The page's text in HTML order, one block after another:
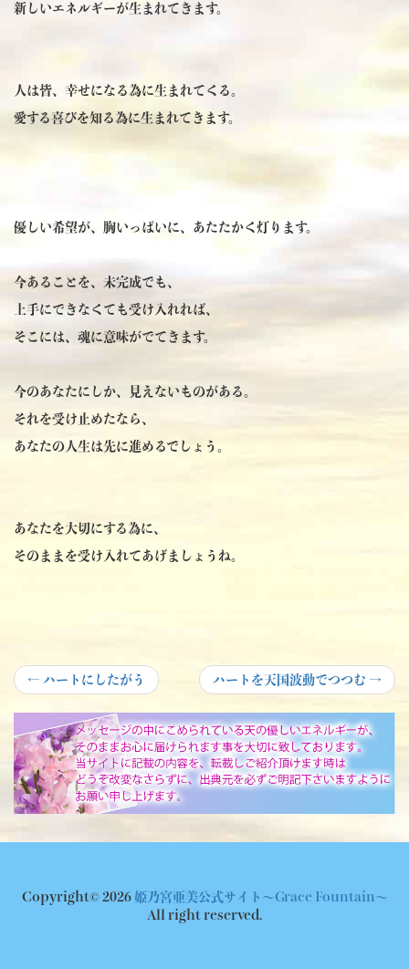
新しいエネルギーが生まれてきます。
人は皆、幸せになる為に生まれてくる。
愛する喜びを知る為に生まれてきます。
優しい希望が、胸いっぱいに、あたたかく灯ります。
今あることを、未完成でも、
上手にできなくても受け入れれば、
そこには、魂に意味がでてきます。
今のあなたにしか、見えないものがある。
それを受け止めたなら、
あなたの人生は先に進めるでしょう。
あなたを大切にする為に、
そのままを受け入れてあげましょうね。
投
稿
ナ
ビ
ゲ
ョ
← Previous
post:
ハートにしたがう
Next
post:
ハートを天国波動でつつむ →
Copyright© 2026 姫乃宮亜美公式サイト～Grace Fountain～
All right reserved.